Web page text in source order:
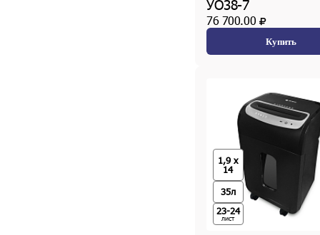
УО38-7
76 700.00
Купить
1,9 x
14
35л
23-24
лист